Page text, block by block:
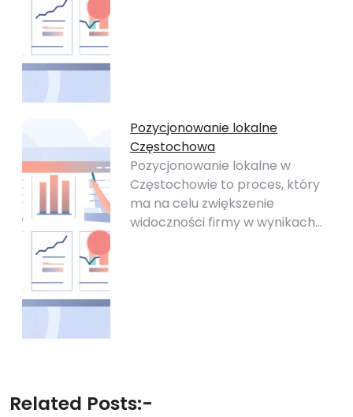
Pozycjonowanie lokalne
Częstochowa
Pozycjonowanie lokalne w
Częstochowie to proces, który
ma na celu zwiększenie
widoczności firmy w wynikach…
Related Posts:-